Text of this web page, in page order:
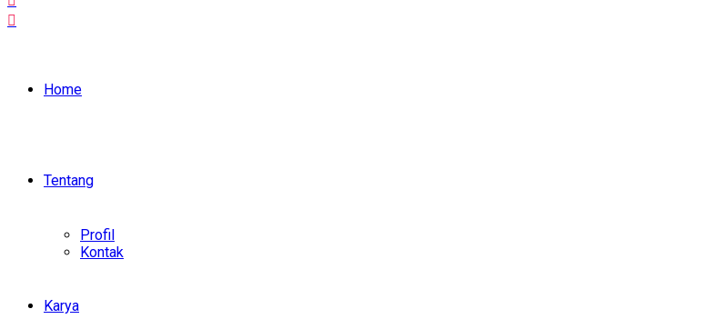
Home
Tentang
Profil
Kontak
Karya